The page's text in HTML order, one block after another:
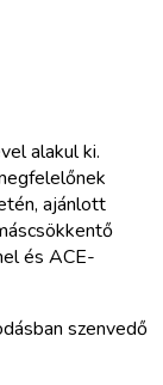
alakul ki.
ajánlott
és ACE-
szenvedő